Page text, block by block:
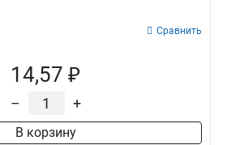
Сравнить
14,57 ₽
– +
В корзину